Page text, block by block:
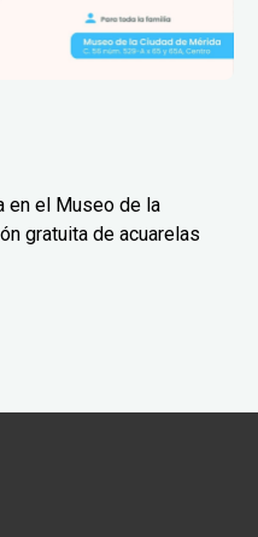
en el Museo de la
gratuita de acuarelas